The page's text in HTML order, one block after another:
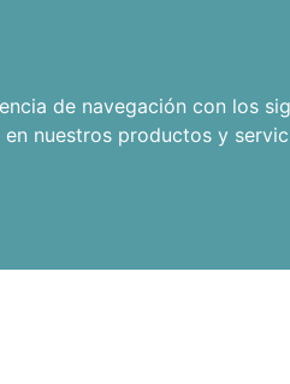
de navegación con los
en nuestros productos y